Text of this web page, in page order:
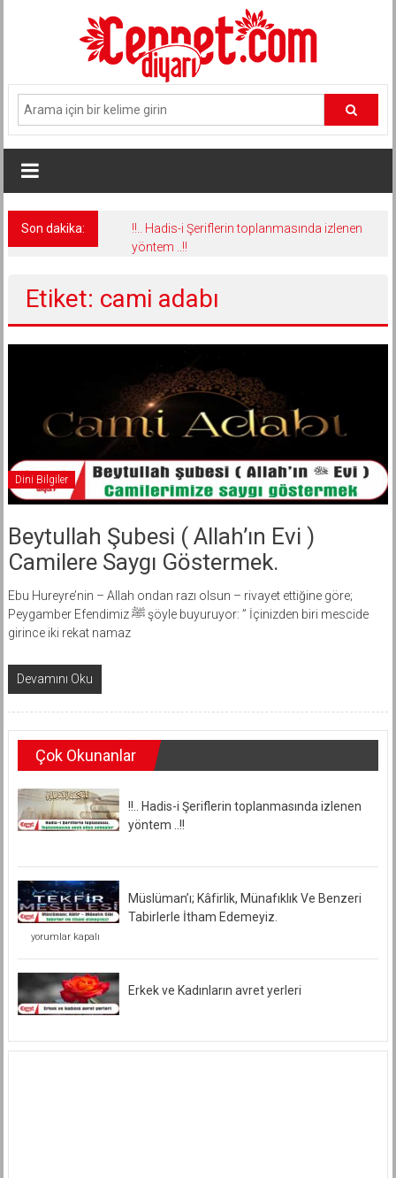
Son dakika:
!!.. Hadis-i Şeriflerin toplanmasında izlenen
yöntem ..!!
Etiket: cami adabı
Dini Bilgiler
Beytullah Şubesi ( Allah’ın Evi )
Camilere Saygı Göstermek.
Ebu Hureyre’nin – Allah ondan razı olsun – rivayet ettiğine göre;
Peygamber Efendimiz ﷺ şöyle buyuruyor: ” İçinizden biri mescide
girince iki rekat namaz
Devamını Oku
Çok Okunanlar
!!.. Hadis-i Şeriflerin toplanmasında izlenen
yöntem ..!!
Müslüman’ı; Kâfirlik, Münafıklık Ve Benzeri
Tabirlerle İtham Edemeyiz.
Müslüman’ı;
Münafıklık
Ve
Benzeri
Tabirlerle
İtham
yorumlar kapalı
Erkek ve Kadınların avret yerleri